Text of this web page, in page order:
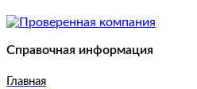
Справочная информация
Главная